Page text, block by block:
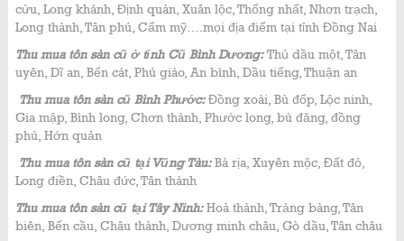
cửu, Long khánh, Định quán, Xuân lộc, Thống nhất, Nhơn trạch,
Long thành, Tân phú, Cẩm mỹ….mọi địa điểm tại tỉnh Đồng Nai
Thu mua tôn sàn cũ ở tỉnh Cũ Bình Dương:Thủ dầu một, Tân
uyên, Dĩ an, Bến cát, Phú giáo, An bình, Dầu tiếng, Thuận an
Thu mua tôn sàn cũ Bình Phước:Đồng xoài, Bù đốp, Lộc ninh,
Gia mập, Bình long, Chơn thành, Phước long, bù đăng, đồng
phú, Hớn quản
Thu mua tôn sàn cũ tại Vũng Tàu:Bà rịa, Xuyên mộc, Đất đỏ,
Long điền, Châu đức, Tân thành
Thu mua tôn sàn cũ tại Tây Ninh: Hoà thành, Trảng bàng, Tân
biên, Bến cầu, Châu thành, Dương minh châu, Gò dầu, Tân châu